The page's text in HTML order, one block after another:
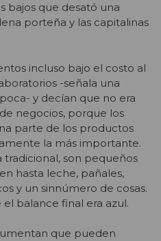
bajos que desató una
porteña y las capitalinas
incluso bajo el costo al
-señala una
y decían que no era
negocios, porque los
parte de los productos
la más importante.
son pequeños
hasta leche, pañales,
y un sinnúmero de cosas.
balance final era azul.
que pueden